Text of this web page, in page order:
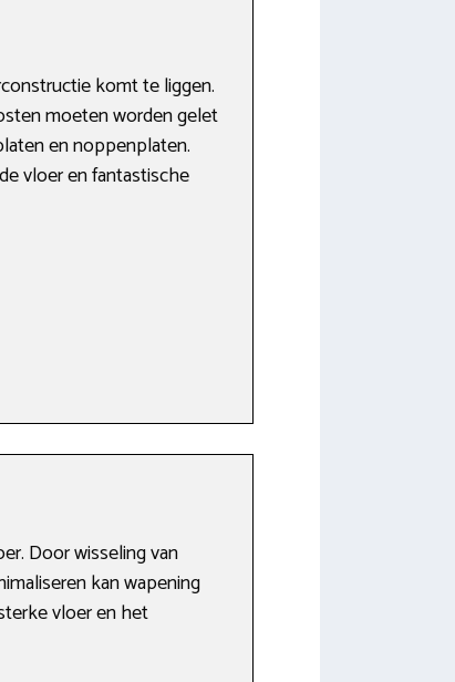
komt te liggen.
moeten worden gelet
en noppenplaten.
vloer en fantastische
Door wisseling van
kan wapening
vloer en het